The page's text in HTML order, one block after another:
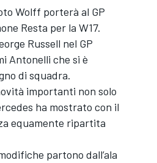
Wolff porterà al GP
Resta per la W17.
Russell nel GP
Antonelli che si è
di squadra.
importanti non solo
ha mostrato con il
equamente ripartita
partono dall’ala